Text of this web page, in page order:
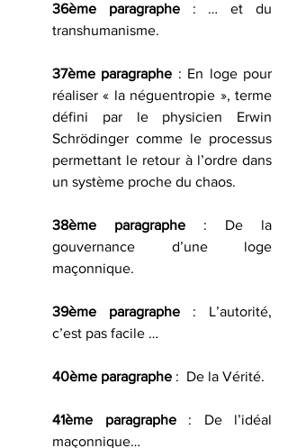
36ème paragraphe : … et du
transhumanisme.
37ème paragraphe : En loge pour
réaliser « la néguentropie », terme
défini par le physicien Erwin
Schrödinger comme le processus
permettant le retour à l’ordre dans
un système proche du chaos.
38ème paragraphe : De la
gouvernance d’une loge
maçonnique.
39ème paragraphe : L’autorité,
c’est pas facile …
40ème paragraphe :  De la Vérité.
41ème paragraphe : De l’idéal
maçonnique…